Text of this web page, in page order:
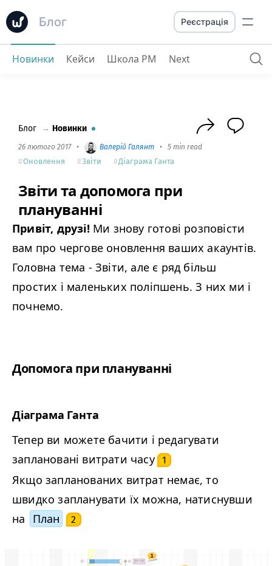
Блог
Звіти та допомога при плануванні
Реєстрація
Новинки Кейси Школа PM Next
Блог → Новинки
26 лютого 2017 • Валерій Галянт • 5 min read
Оновлення Звіти Діаграма Ганта
Звіти та допомога при
плануванні
Привіт, друзі! Ми знову готові розповісти
вам про чергове оновлення ваших акаунтів.
Головна тема - Звіти, але є ряд більш
простих і маленьких поліпшень. З них ми і
почнемо.
Допомога при плануванні
Діаграма Ганта
Тепер ви можете бачити і редагувати
заплановані витрати часу
1
Якщо запланованих витрат немає, то
швидко запланувати їх можна, натиснувши
на
План 2